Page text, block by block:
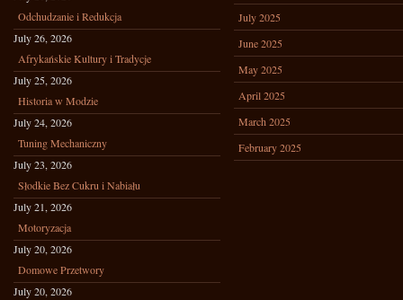
Odchudzanie i Redukcja
July 26, 2026
Afrykańskie Kultury i Tradycje
July 25, 2026
Historia w Modzie
July 24, 2026
Tuning Mechaniczny
July 23, 2026
Słodkie Bez Cukru i Nabiału
July 21, 2026
Motoryzacja
July 20, 2026
Domowe Przetwory
July 20, 2026
July 2025
June 2025
May 2025
April 2025
March 2025
February 2025